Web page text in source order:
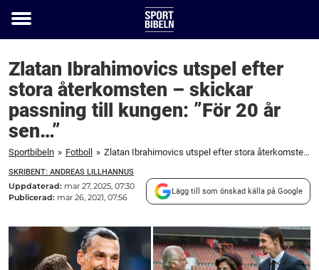
Toggle
Zlatan Ibrahimovics utspel efter
stora återkomsten – skickar
passning till kungen: ”För 20 år
sen…”
Sportbibeln » Fotboll » Zlatan Ibrahimovics utspel efter stora återkomsten – skickar passning till kungen: ”För 20 år sen...”
SKRIBENT: ANDREAS LILLHANNUS
Uppdaterad: mar 27, 2025, 07:30
Publicerad: mar 26, 2021, 07:56
Lägg till som önskad källa på Google